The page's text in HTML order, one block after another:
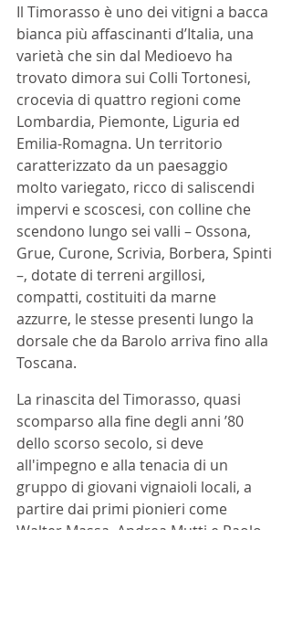
Il Timorasso è uno dei vitigni a bacca
bianca più affascinanti d’Italia, una
varietà che sin dal Medioevo ha
trovato dimora sui Colli Tortonesi,
crocevia di quattro regioni come
Lombardia, Piemonte, Liguria ed
Emilia-Romagna. Un territorio
caratterizzato da un paesaggio
molto variegato, ricco di saliscendi
impervi e scoscesi, con colline che
scendono lungo sei valli – Ossona,
Grue, Curone, Scrivia, Borbera, Spinti
–, dotate di terreni argillosi,
compatti, costituiti da marne
azzurre, le stesse presenti lungo la
dorsale che da Barolo arriva fino alla
Toscana.
La rinascita del Timorasso, quasi
scomparso alla fine degli anni ’80
dello scorso secolo, si deve
all'impegno e alla tenacia di un
gruppo di giovani vignaioli locali, a
partire dai primi pionieri come
Walter Massa, Andrea Mutti e Paolo